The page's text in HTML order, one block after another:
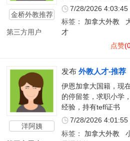
金桥外教推荐
第三方用户
7/28/2026 4:03:45
标签： 加拿大外教
才
点赞
洋阿姨
发布 外教人才-推荐
伊恩加拿大国籍，现
的停留签，求职小学
经验，持有tefl证书
7/28/2026 4:01:55
标签： 加拿大外教